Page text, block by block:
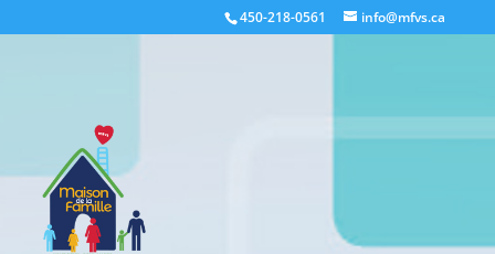
450-218-0561 info@mfvs.ca